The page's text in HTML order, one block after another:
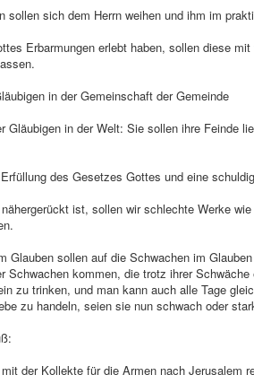
sollen sich dem Herrn weihen und ihm im
Erbarmungen erlebt haben, sollen diese
in der Gemeinschaft der Gemeinde
Gläubigen in der Welt: Sie sollen ihre Feinde
des Gesetzes Gottes und eine
ist, sollen wir schlechte Werke
Glauben sollen auf die Schwachen im
Schwachen kommen, die trotz ihrer
zu trinken, und man kann auch alle Tage
zu handeln, seien sie nun schwach oder
der Kollekte für die Armen nach Jerusalem